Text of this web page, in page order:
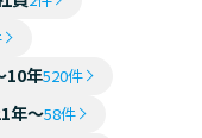
10年520件
年～58件